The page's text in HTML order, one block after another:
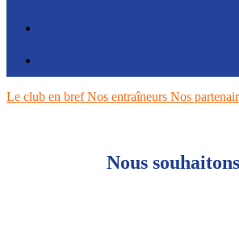
Le club en brefNos entraîneurs Nos
Nous